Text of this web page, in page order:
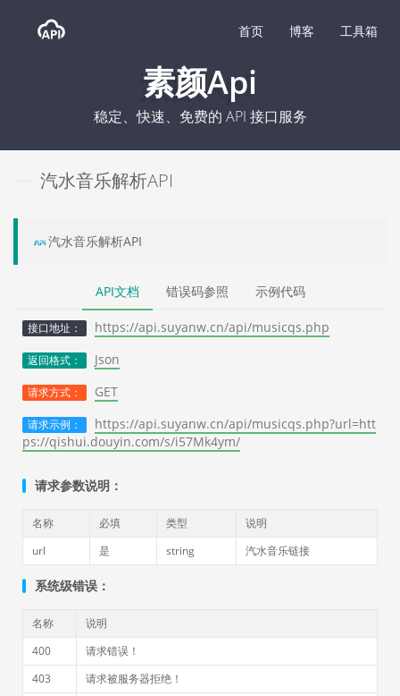
首页 博客 工具箱
素颜Api
稳定、快速、免费的 API 接口服务
汽水音乐解析API
汽水音乐解析API
API文档 错误码参照 示例代码
接口地址： https://api.suyanw.cn/api/musicqs.php
返回格式： Json
请求方式： GET
请求示例：
https://api.suyanw.cn/api/musicqs.php?url=htt
ps://qishui.douyin.com/s/i57Mk4ym/
请求参数说明：
名称 必填 类型
说明
url
是 string 汽水音乐链接
系统级错误：
名称
说明
400
请求错误！
403
请求被服务器拒绝！